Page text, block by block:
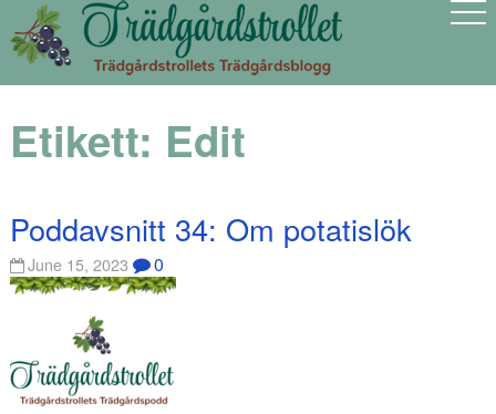
Etikett: Edit
Poddavsnitt 34: Om potatislök
June 15, 2023 0